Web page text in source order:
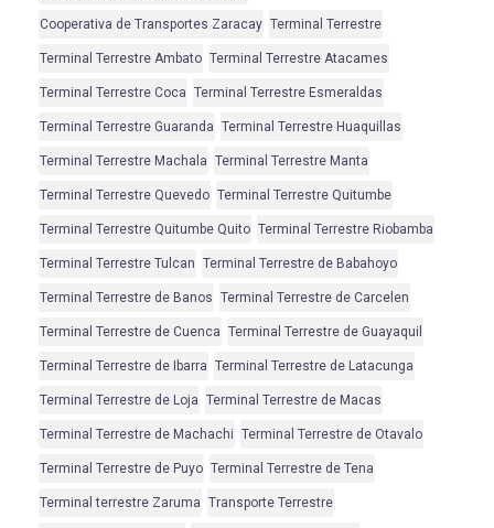
Cooperativa de Transportes Zaracay Terminal Terrestre
Terminal Terrestre Ambato Terminal Terrestre Atacames
Terminal Terrestre Coca Terminal Terrestre Esmeraldas
Terminal Terrestre Guaranda Terminal Terrestre Huaquillas
Terminal Terrestre Machala Terminal Terrestre Manta
Terminal Terrestre Quevedo Terminal Terrestre Quitumbe
Terminal Terrestre Quitumbe Quito Terminal Terrestre Riobamba
Terminal Terrestre Tulcan Terminal Terrestre de Babahoyo
Terminal Terrestre de Banos Terminal Terrestre de Carcelen
Terminal Terrestre de Cuenca Terminal Terrestre de Guayaquil
Terminal Terrestre de Ibarra Terminal Terrestre de Latacunga
Terminal Terrestre de Loja Terminal Terrestre de Macas
Terminal Terrestre de Machachi Terminal Terrestre de Otavalo
Terminal Terrestre de Puyo Terminal Terrestre de Tena
Terminal terrestre Zaruma Transporte Terrestre